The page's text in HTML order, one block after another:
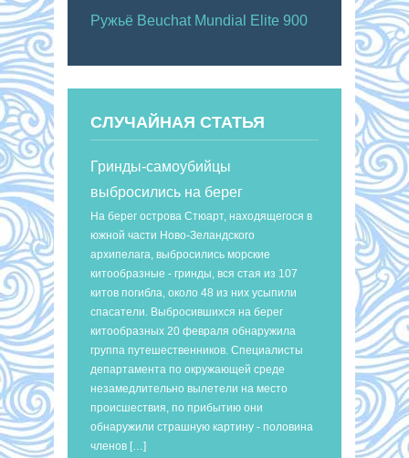
Ружьё Beuchat Mundial Elite 900
СЛУЧАЙНАЯ СТАТЬЯ
Гринды-самоубийцы
выбросились на берег
На берег острова Стюарт, находящегося в
южной части Ново-Зеландского
архипелага, выбросились морские
китообразные - гринды, вся стая из 107
китов погибла, около 48 из них усыпили
спасатели. Выбросившихся на берег
китообразных 20 февраля обнаружила
группа путешественников. Специалисты
департамента по окружающей среде
незамедлительно вылетели на место
происшествия, по прибытию они
обнаружили страшную картину - половина
членов […]